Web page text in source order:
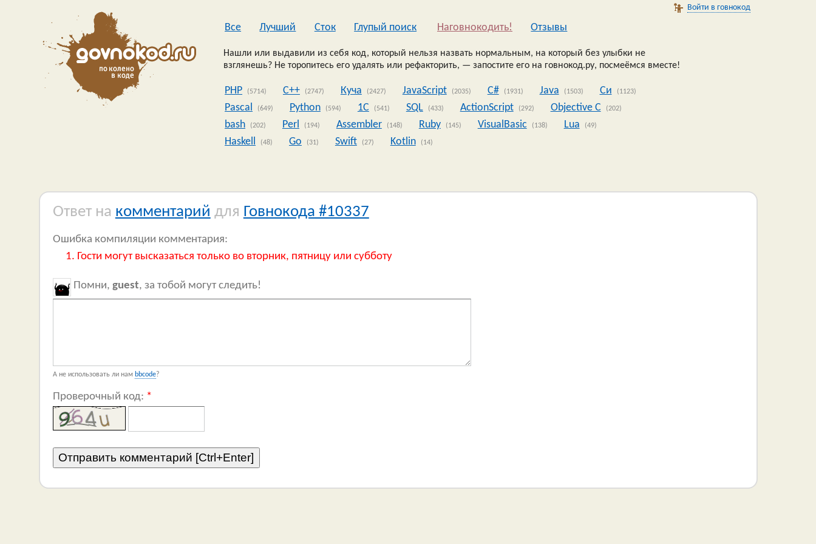
Войти в говнокод
Все Лучший Сток Глупый поиск Наговнокодить! Oтзывы
Нашли или выдавили из себя код, который нельзя назвать нормальным, на который без улыбки не
взглянешь? Не торопитесь его удалять или рефакторить, — запостите его на говнокод.ру, посмеёмся вместе!
PHP (5714) C++ (2747) Куча (2427) JavaScript (2035) C# (1931) Java (1503) Си (1123)
Pascal (649) Python (594) 1C (541) SQL (433) ActionScript (292) Objective C (202)
bash (202) Perl (194) Assembler (148) Ruby (145) VisualBasic (138) Lua (49)
Haskell (48) Go (31) Swift (27) Kotlin (14)
Ответ на комментарий для Говнокода #10337
Ошибка компиляции комментария:
Гости могут высказаться только во вторник, пятницу или субботу
Помни, guest, за тобой могут следить!
А не использовать ли нам bbcode?
Проверочный код: *